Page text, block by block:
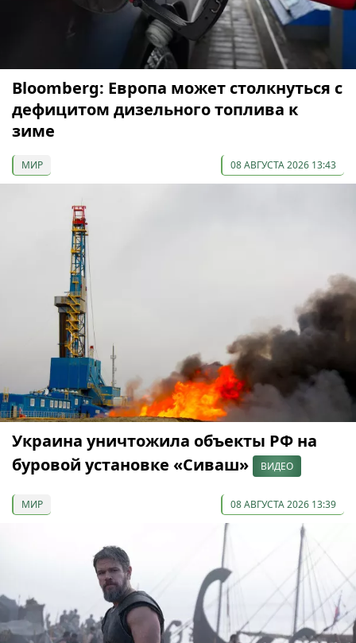
Bloomberg: Европа может столкнуться с
дефицитом дизельного топлива к
зиме
МИР 08 АВГУСТА 2026 13:43
Украина уничтожила объекты РФ на
буровой установке «Сиваш»
ВИДЕО
МИР 08 АВГУСТА 2026 13:39